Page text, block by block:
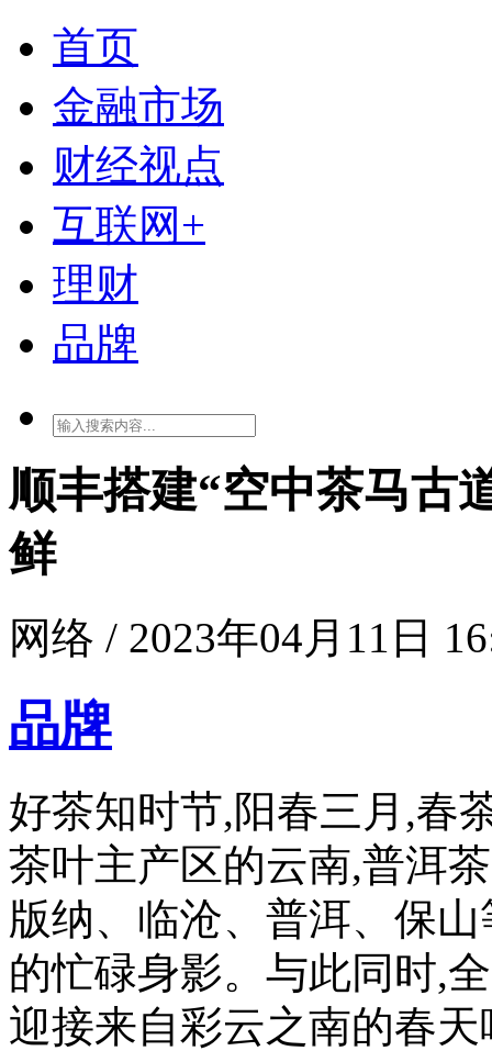
首页
金融市场
财经视点
互联网+
理财
品牌
顺丰搭建“空中茶马古
鲜
网络 / 2023年04月11日
品牌
好茶知时节,阳春三月,春
茶叶主产区的云南,普洱
版纳、临沧、普洱、保
的忙碌身影。与此同时,
迎接来自彩云之南的春